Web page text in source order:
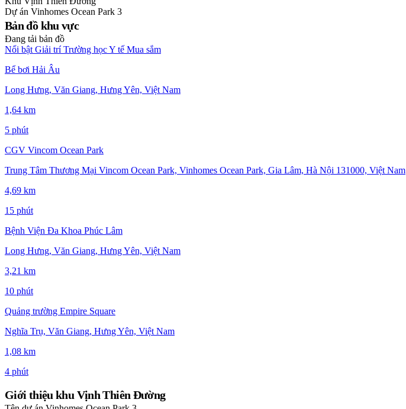
Dự án Vinhomes Ocean Park 3
Bản đồ khu vực
Đang tải bản đồ
Nổi bật Giải trí Trường họcY tế Mua sắm
Bể bơi Hải Âu
Long Hưng, Văn Giang, Hưng Yên, Việt Nam
1,64 km
5 phút
CGV Vincom Ocean Park
Trung Tâm Thương Mại Vincom Ocean Park, Vinhomes Ocean Park, Gia Lâm, Hà Nội 131000, Việt Nam
4,69 km
15 phút
Bệnh Viện Đa Khoa Phúc Lâm
Long Hưng, Văn Giang, Hưng Yên, Việt Nam
3,21 km
10 phút
Quảng trường Empire Square
Nghĩa Trụ, Văn Giang, Hưng Yên, Việt Nam
1,08 km
4 phút
Giới thiệu khu Vịnh Thiên Đường